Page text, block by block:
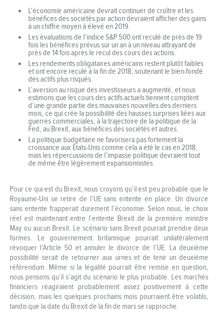
L’économie américaine devrait continuer de croître et les
bénéfices des sociétés par action devraient afficher des gains
à un chiffre moyen à élevé en 2019.
Les évaluations de l’indice S&P 500 ont reculé de près de 19
fois les bénéfices prévus sur un an à un niveau attrayant de
près de 14 fois après le recul des cours des actions.
Les rendements obligataires américains restent plutôt faibles
et ont encore reculé à la fin de 2018, soutenant le bien-fondé
des actifs plus risqués.
L’aversion au risque des investisseurs a augmenté, et nous
estimons que les cours des actifs actuels tiennent comptent
d’une grande partie des mauvaises nouvelles des derniers
mois, ce qui crée la possibilité des hausses surprises liées aux
guerres commerciales, à la trajectoire de la politique de la
Fed, au Brexit, aux bénéfices des sociétés et autres.
La politique budgétaire ne favorisera pas fortement la
croissance aux États-Unis comme cela a été le cas en 2018,
mais les répercussions de l’impasse politique devraient tout
de même être légèrement expansionnistes.
Pour ce qui est du Brexit, nous croyons qu’il est peu probable que le
Royaume-Uni se retire de l’UE sans entente en place. Un divorce
sans entente frapperait durement l’économie. Selon nous, le choix
réel est maintenant entre l’entente Brexit de la première ministre
May ou aucun Brexit. Le scénario sans Brexit pourrait prendre deux
formes. Le gouvernement britannique pourrait unilatéralement
révoquer l’Article 50 et annuler le divorce de l’UE. La deuxième
possibilité serait de retourner aux urnes et de tenir un deuxième
référendum. Même si la légalité pourrait être remise en question,
nous pensons qu’il s’agit du scénario le plus probable. Les marchés
financiers réagiraient probablement assez positivement à cette
décision, mais les quelques prochains mois pourraient être volatils,
tandis que la date du Brexit de la fin de mars se rapproche.